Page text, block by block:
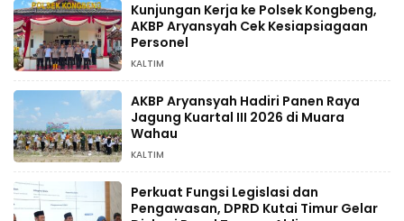
Kunjungan Kerja ke Polsek Kongbeng,
AKBP Aryansyah Cek Kesiapsiagaan
Personel
KALTIM
AKBP Aryansyah Hadiri Panen Raya
Jagung Kuartal III 2026 di Muara
Wahau
KALTIM
Perkuat Fungsi Legislasi dan
Pengawasan, DPRD Kutai Timur Gelar